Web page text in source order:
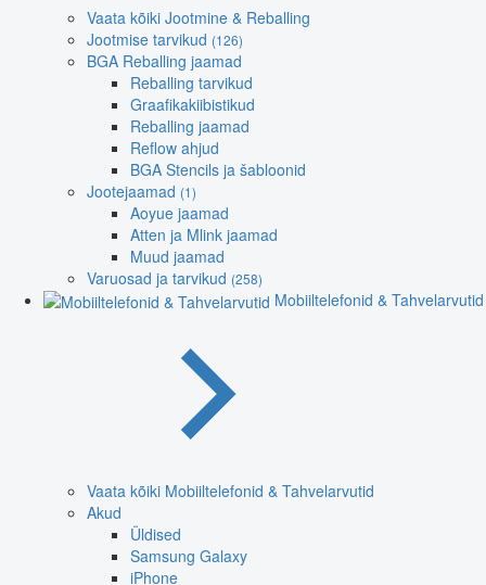
Vaata kõiki Jootmine & Reballing
Jootmise tarvikud (126)
BGA Reballing jaamad
Reballing tarvikud
Graafikakiibistikud
Reballing jaamad
Reflow ahjud
BGA Stencils ja šabloonid
Jootejaamad (1)
Aoyue jaamad
Atten ja Mlink jaamad
Muud jaamad
Varuosad ja tarvikud (258)
Mobiiltelefonid & Tahvelarvutid
Vaata kõiki Mobiiltelefonid & Tahvelarvutid
Akud
Üldised
Samsung Galaxy
iPhone